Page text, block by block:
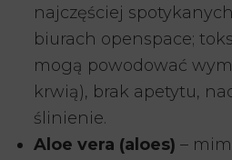
najczęściej
biurach openspace;
mogą powodować
krwią), brak apetytu,
ślinienie.
Aloe vera (aloes) –